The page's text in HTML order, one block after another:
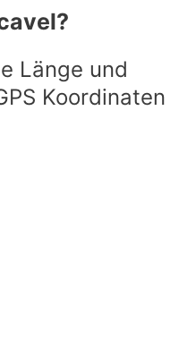
Länge und
Koordinaten